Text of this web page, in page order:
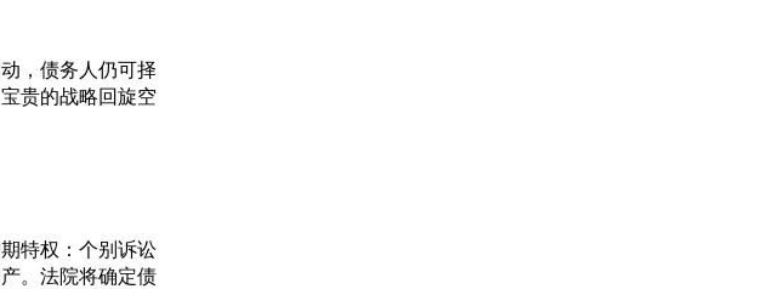
，债务人仍可择
贵的战略回旋空
特权：个别诉讼
。法院将确定债